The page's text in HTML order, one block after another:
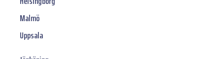
Malmö
Uppsala